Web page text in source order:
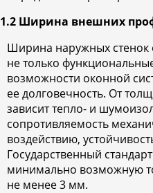
1.2 Ширина внешних
Ширина наружных стенок
не только
возможности оконной
ее долговечность. От
зависит тепло- и
сопротивляемость
воздействию,
Государственный
минимально возможную
не менее 3 мм.